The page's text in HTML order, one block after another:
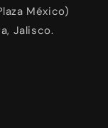
México)
Jalisco.